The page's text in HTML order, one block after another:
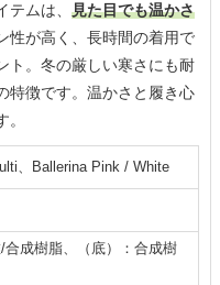
ムは、 見た目でも温かさ
性が高く、長時間の着用で
ト。冬の厳しい寒さにも耐
特徴です。温かさと履き心
、Ballerina Pink / White
/合成樹脂、（底）：合成樹